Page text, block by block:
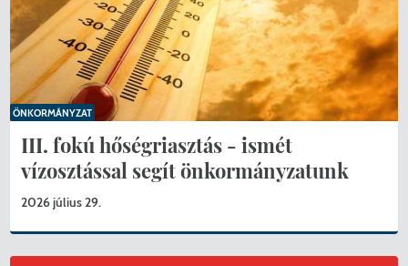
III. fokú hőségriasztás - ismét
vízosztással segít önkormányzatunk
2026 július 29.
ÖNKORMÁNYZAT